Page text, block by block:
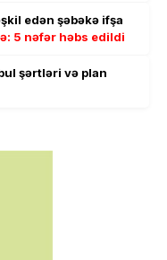
edən şəbəkə ifşa
5 nəfər həbs edildi
şərtləri və plan